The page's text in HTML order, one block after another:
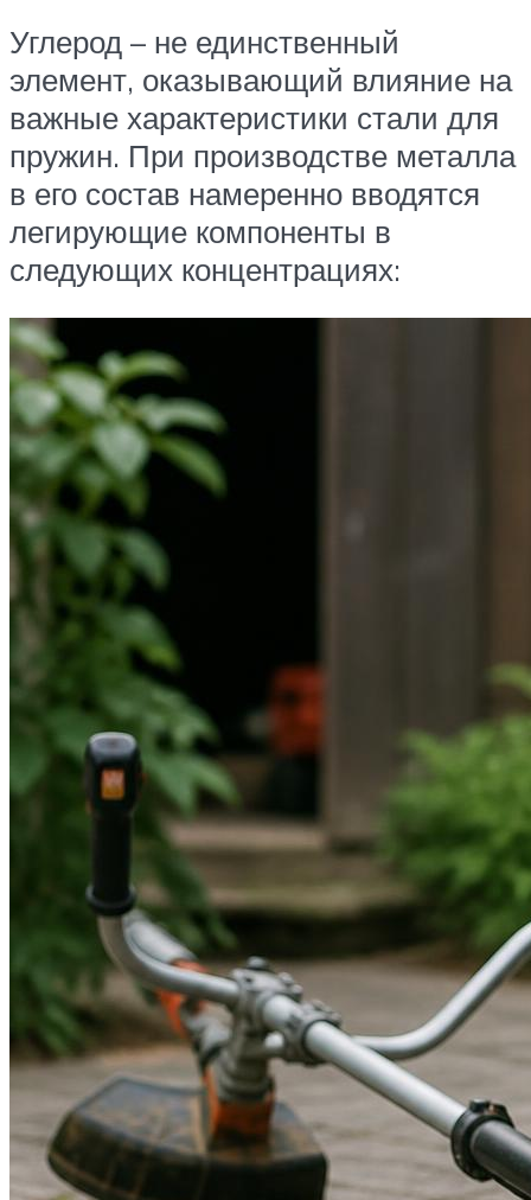
Углерод – не единственный
элемент, оказывающий влияние на
важные характеристики стали для
пружин. При производстве металла
в его состав намеренно вводятся
легирующие компоненты в
следующих концентрациях: